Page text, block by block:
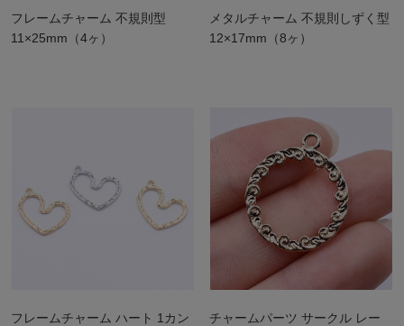
フレームチャーム 不規則型
11×25mm（4ヶ）
メタルチャーム 不規則しずく型
12×17mm（8ヶ）
フレームチャーム ハート 1カン チャームパーツ サークル レー